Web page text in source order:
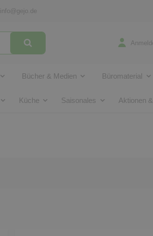
info@gejo.de
Bücher & Medien Büromaterial
Küche Saisonales Aktionen